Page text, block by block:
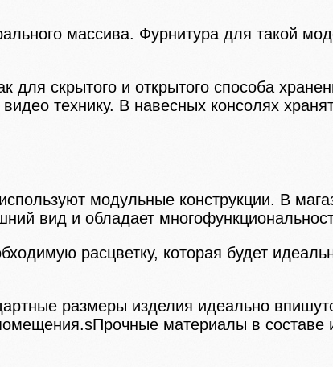
массива. Фурнитура для такой
скрытого и открытого способа
технику. В навесных консолях
модульные конструкции. В
вид и обладает
расцветку, которая будет
размеры изделия идеально
материалы в составе